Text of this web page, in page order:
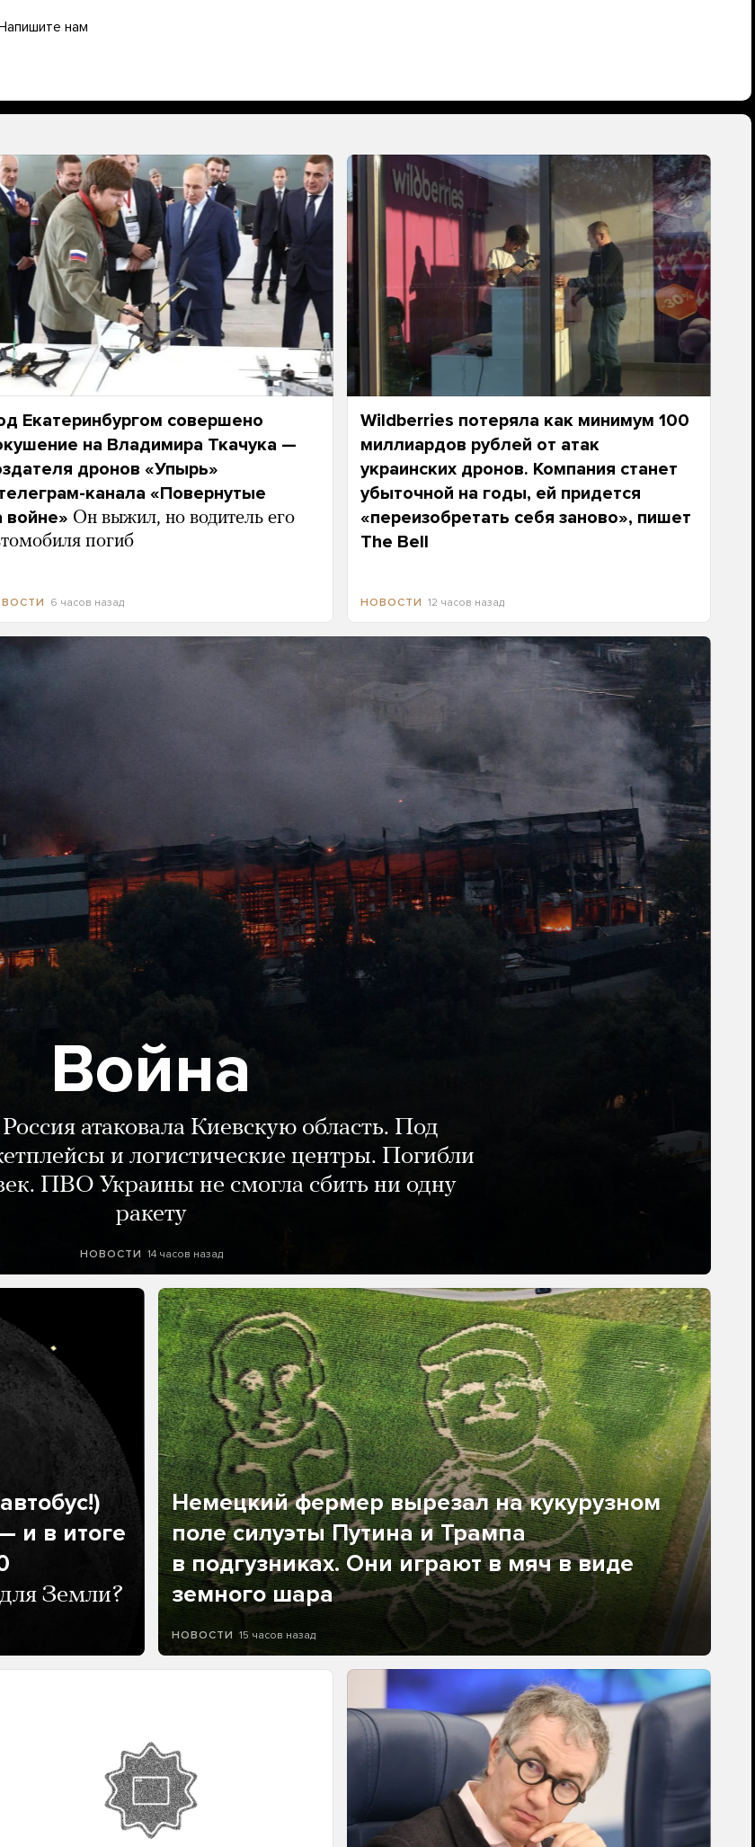
нам
Екатеринбургом совершено
на Владимира Ткачука —
дронов «Упырь»
канала «Повернутые
войне» Он выжил, но водитель его
погиб
6 часов назад
Wildberries потеряла как минимум 100
миллиардов рублей от атак
украинских дронов. Компания станет
убыточной на годы, ей придется
«переизобретать себя заново», пишет
The Bell
НОВОСТИ 12 часов назад
Война
атаковала Киевскую область. Под
и логистические центры. Погибли
ПВО Украины не смогла сбить ни одну
ракету
НОВОСТИ 14 часов назад
и в итоге
Земли?
Немецкий фермер вырезал на кукурузном
поле силуэты Путина и Трампа
в подгузниках. Они играют в мяч в виде
земного шара
НОВОСТИ 15 часов назад